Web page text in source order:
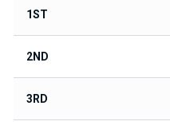
1ST
2ND
3RD